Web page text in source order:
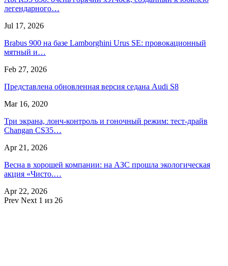
легендарного…
Jul 17, 2026
Brabus 900 на базе Lamborghini Urus SE: провокационный
мятный и…
Feb 27, 2026
Представлена обновленная версия седана Audi S8
Mar 16, 2020
Три экрана, лонч-контроль и гоночный режим: тест-драйв
Changan CS35…
Apr 21, 2026
Весна в хорошей компании: на АЗС прошла экологическая
акция «Чисто.…
Apr 22, 2026
Prev Next 1 из 26